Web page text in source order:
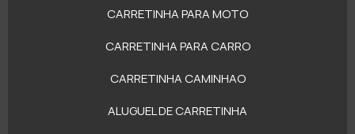
CARRETINHA PARA MOTO
CARRETINHA PARA CARRO
CARRETINHA CAMINHAO
ALUGUEL DE CARRETINHA